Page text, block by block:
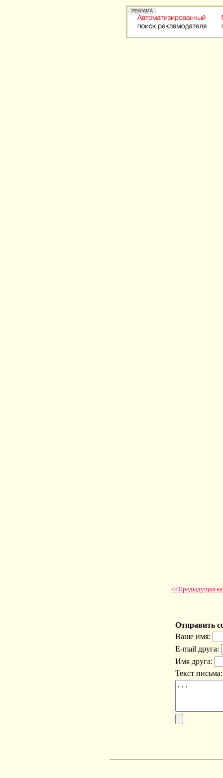
<<Предыдущая
Отправить
Ваше имя:
E-mail друга:
Имя друга:
Текст письма: